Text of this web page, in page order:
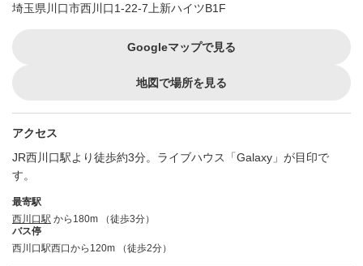
埼玉県川口市西川口1-22-7上新ハイツB1F
Googleマップで見る
地図で場所を見る
アクセス
JR西川口駅より徒歩約3分。ライブハウス「Galaxy」が目印で
す。
最寄駅
西川口駅 から180m （徒歩3分）
バス停
西川口駅西口から120m （徒歩2分）